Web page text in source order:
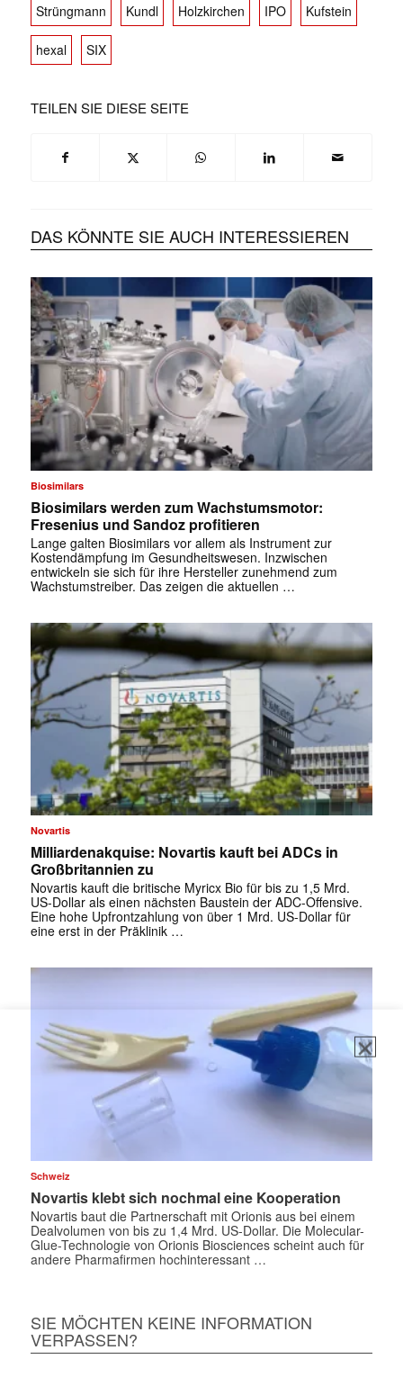
✕
Strüngmann Kundl Holzkirchen IPO Kufstein
hexal SIX
TEILEN SIE DIESE SEITE
DAS KÖNNTE SIE AUCH INTERESSIEREN
Biosimilars
Biosimilars werden zum Wachstumsmotor:
Fresenius und Sandoz profitieren
Lange galten Biosimilars vor allem als Instrument zur
Kostendämpfung im Gesundheitswesen. Inzwischen
entwickeln sie sich für ihre Hersteller zunehmend zum
Wachstumstreiber. Das zeigen die aktuellen …
Novartis
Milliardenakquise: Novartis kauft bei ADCs in
Großbritannien zu
Novartis kauft die britische Myricx Bio für bis zu 1,5 Mrd.
US-Dollar als einen nächsten Baustein der ADC-Offensive.
Eine hohe Upfrontzahlung von über 1 Mrd. US-Dollar für
eine erst in der Präklinik …
Schweiz
Novartis klebt sich nochmal eine Kooperation
Novartis baut die Partnerschaft mit Orionis aus bei einem
Dealvolumen von bis zu 1,4 Mrd. US-Dollar. Die Molecular-
Glue-Technologie von Orionis Biosciences scheint auch für
andere Pharmafirmen hochinteressant …
SIE MÖCHTEN KEINE INFORMATION
VERPASSEN?